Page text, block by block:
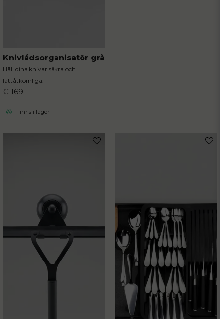
Knivlådsorganisatör grå
Håll dina knivar säkra och
lättåtkomliga.
€ 169
Finns i lager